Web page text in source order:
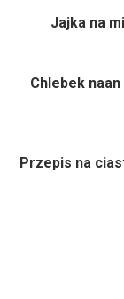
Jajka na
Chlebek
Przepis na